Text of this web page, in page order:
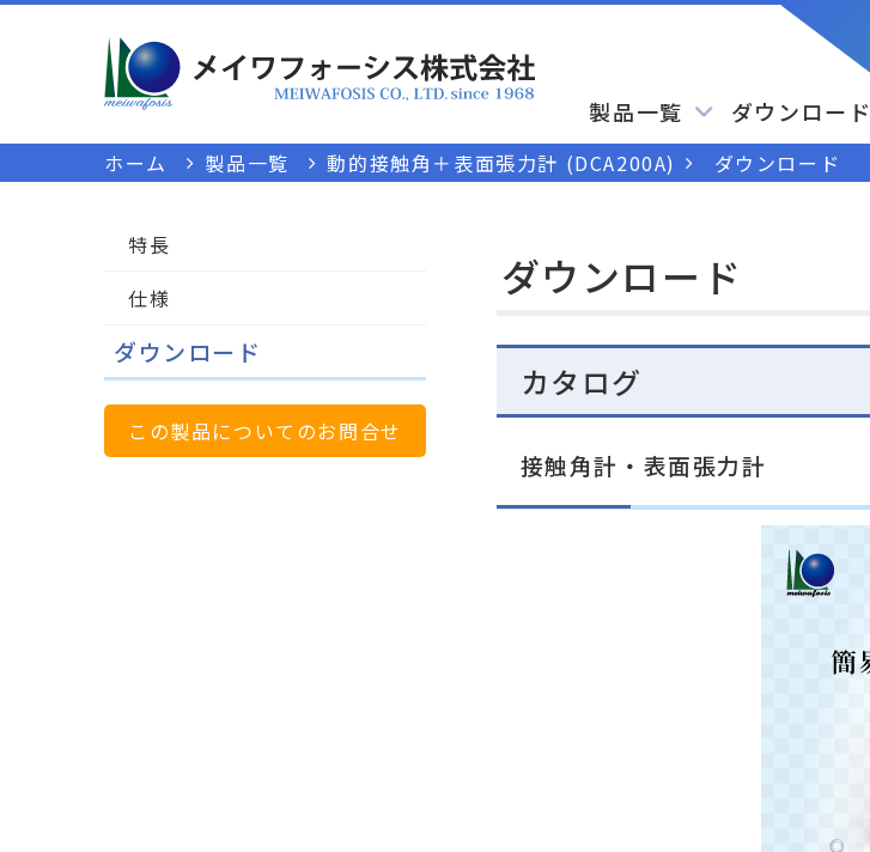
製品一覧 ダウンロード
ホーム 製品一覧 動的接触角＋表面張力計 (DCA200A) ダウンロード
特長
仕様
ダウンロード
この製品についてのお問合せ
ダウンロード
カタログ
接触角計・表面張力計